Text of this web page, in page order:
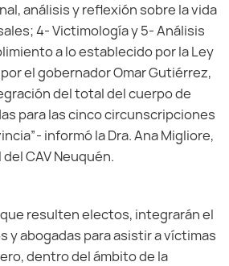
análisis y reflexión sobre la vida
4- Victimología y 5- Análisis
a lo establecido por la Ley
el gobernador Omar Gutiérrez,
del total del cuerpo de
para las cinco circunscripciones
informó la Dra. Ana Migliore,
CAV Neuquén.
resulten electos, integrarán el
y abogadas para asistir a víctimas
dentro del ámbito de la